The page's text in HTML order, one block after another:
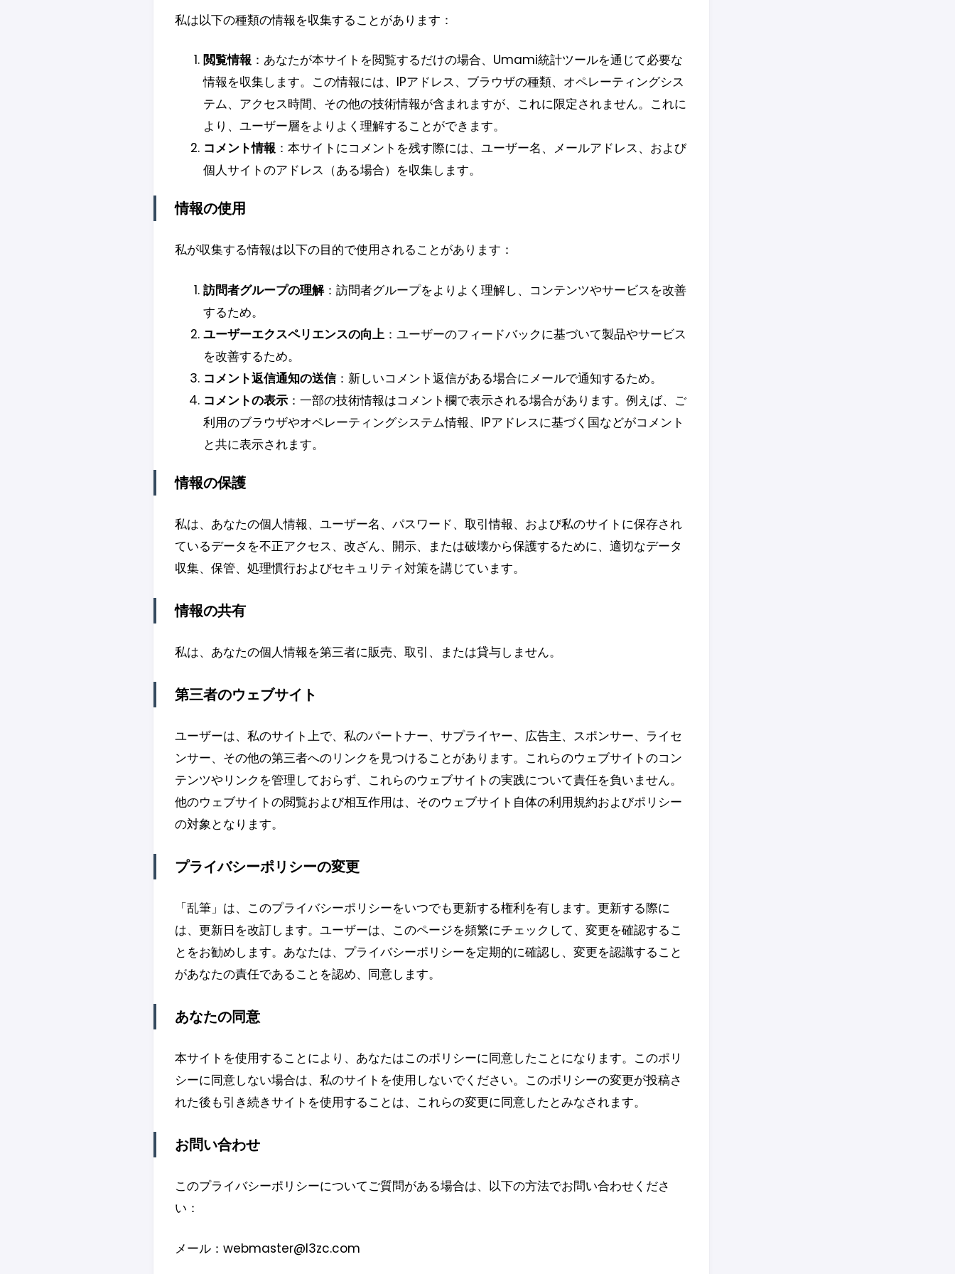
私は以下の種類の情報を収集することがあります：
閲覧情報：あなたが本サイトを閲覧するだけの場合、Umami統計ツールを通じて必要な
情報を収集します。この情報には、IPアドレス、ブラウザの種類、オペレーティングシス
テム、アクセス時間、その他の技術情報が含まれますが、これに限定されません。これに
より、ユーザー層をよりよく理解することができます。
コメント情報：本サイトにコメントを残す際には、ユーザー名、メールアドレス、および
個人サイトのアドレス（ある場合）を収集します。
情報の使用
私が収集する情報は以下の目的で使用されることがあります：
訪問者グループの理解：訪問者グループをよりよく理解し、コンテンツやサービスを改善
するため。
ユーザーエクスペリエンスの向上：ユーザーのフィードバックに基づいて製品やサービス
を改善するため。
コメント返信通知の送信：新しいコメント返信がある場合にメールで通知するため。
コメントの表示：一部の技術情報はコメント欄で表示される場合があります。例えば、ご
利用のブラウザやオペレーティングシステム情報、IPアドレスに基づく国などがコメント
と共に表示されます。
情報の保護
私は、あなたの個人情報、ユーザー名、パスワード、取引情報、および私のサイトに保存され
ているデータを不正アクセス、改ざん、開示、または破壊から保護するために、適切なデータ
収集、保管、処理慣行およびセキュリティ対策を講じています。
情報の共有
私は、あなたの個人情報を第三者に販売、取引、または貸与しません。
第三者のウェブサイト
ユーザーは、私のサイト上で、私のパートナー、サプライヤー、広告主、スポンサー、ライセ
ンサー、その他の第三者へのリンクを見つけることがあります。これらのウェブサイトのコン
テンツやリンクを管理しておらず、これらのウェブサイトの実践について責任を負いません。
他のウェブサイトの閲覧および相互作用は、そのウェブサイト自体の利用規約およびポリシー
の対象となります。
プライバシーポリシーの変更
「乱筆」は、このプライバシーポリシーをいつでも更新する権利を有します。更新する際に
は、更新日を改訂します。ユーザーは、このページを頻繁にチェックして、変更を確認するこ
とをお勧めします。あなたは、プライバシーポリシーを定期的に確認し、変更を認識すること
があなたの責任であることを認め、同意します。
あなたの同意
本サイトを使用することにより、あなたはこのポリシーに同意したことになります。このポリ
シーに同意しない場合は、私のサイトを使用しないでください。このポリシーの変更が投稿さ
れた後も引き続きサイトを使用することは、これらの変更に同意したとみなされます。
お問い合わせ
このプライバシーポリシーについてご質問がある場合は、以下の方法でお問い合わせくださ
い：
メール：webmaster@l3zc.com